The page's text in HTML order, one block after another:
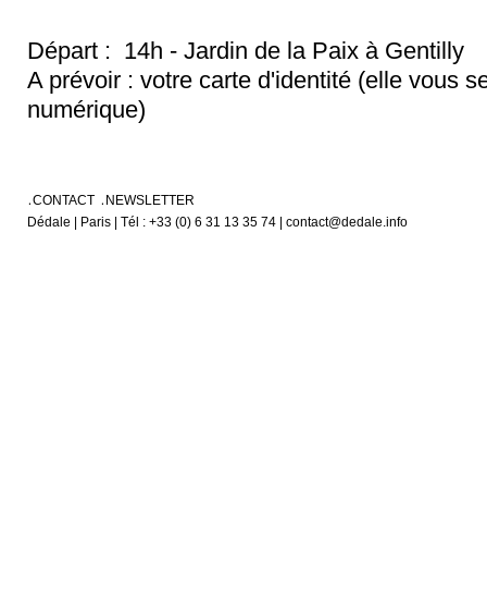
Départ : 14h - Jardin de la Paix à Gentilly
A prévoir : votre carte d'identité (elle vous
numérique)
CONTACT
NEWSLETTER
Dédale | Paris | Tél : +33 (0) 6 31 13 35 74 | contact@dedale.info